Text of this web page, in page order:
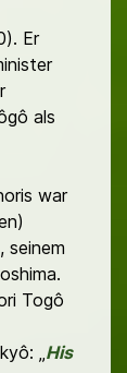
Er
als
war
seinem
Togô
„His